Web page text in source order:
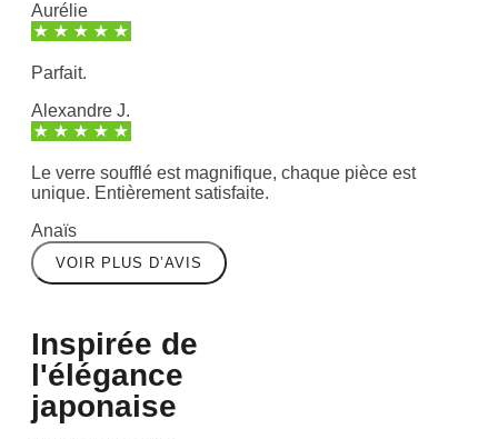
Aurélie
Parfait.
Alexandre J.
Le verre soufflé est magnifique, chaque pièce est
unique. Entièrement satisfaite.
Anaïs
VOIR PLUS D’AVIS
Inspirée de
l'élégance
japonaise